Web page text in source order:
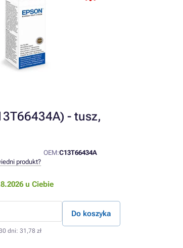
- tusz,
OEM:C13T66434A
produkt?
u Ciebie
Do koszyka
dni: 31,78 zł